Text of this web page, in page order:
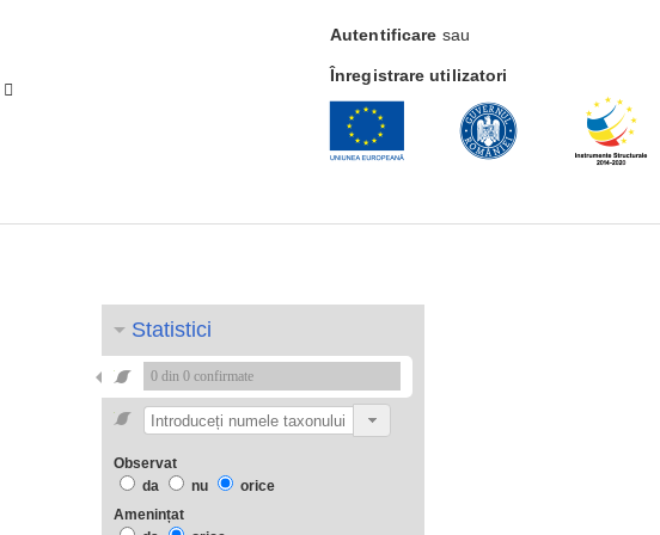
Autentificare sau
Înregistrare utilizatori
Statistici
0 din 0 confirmate
Observat
da
nu
orice
Amenințat